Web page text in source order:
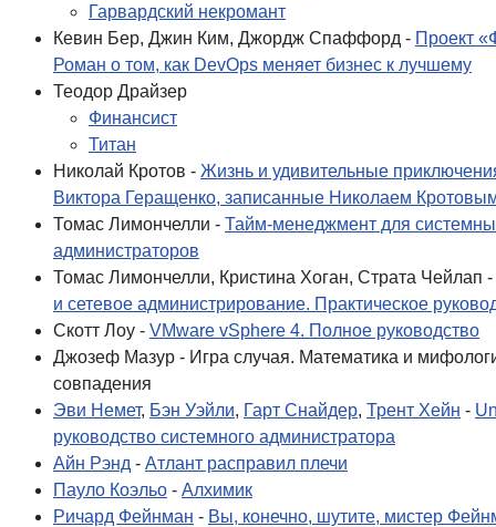
Гарвардский некромант
Кевин Бер, Джин Ким, Джордж Спаффорд - Проект
Роман о том, как DevOps меняет бизнес к лучшему
Теодор Драйзер
Финансист
Титан
Николай Кротов - Жизнь и удивительные
Виктора Геращенко, записанные Николаем
Томас Лимончелли - Тайм-менеджмент для
администраторов
Томас Лимончелли, Кристина Хоган, Страта Чейлап -
и сетевое администрирование. Практическое
Скотт Лоу - VMware vSphere 4. Полное руководство
Джозеф Мазур - Игра случая. Математика и
совпадения
Эви Немет, Бэн Уэйли, Гарт Снайдер, Трент Хейн -
руководство системного администратора
Айн Рэнд - Атлант расправил плечи
Пауло Коэльо - Алхимик
Ричард Фейнман - Вы, конечно, шутите, мистер